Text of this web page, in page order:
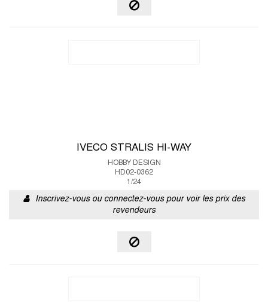
IVECO STRALIS HI-WAY
HOBBY DESIGN
HD02-0362
1/24
Inscrivez-vous ou connectez-vous pour voir les prix des
revendeurs